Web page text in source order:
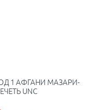
1 АФГАНИ МАЗАРИ-
UNC